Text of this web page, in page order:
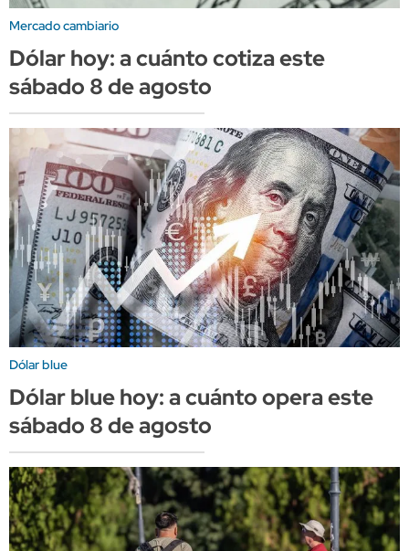
Mercado cambiario
Dólar hoy: a cuánto cotiza este
sábado 8 de agosto
Dólar blue
Dólar blue hoy: a cuánto opera este
sábado 8 de agosto